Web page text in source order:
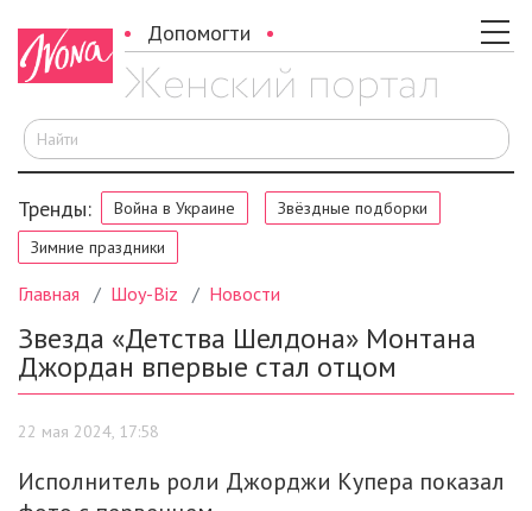
Допомогти
Тренды: Война в Украине
Звёздные подборки
Зимние праздники
Главная Шоу-Biz Новости
Звезда «Детства Шелдона» Монтана
Джордан впервые стал отцом
22 мая 2024, 17:58
Исполнитель роли Джорджи Купера показал